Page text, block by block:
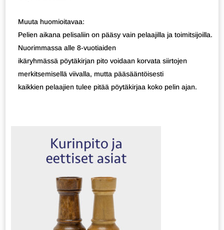
Muuta huomioitavaa:
Pelien aikana pelisaliin on pääsy vain pelaajilla ja toimitsijoilla.
Nuorimmassa alle 8-vuotiaiden
ikäryhmässä pöytäkirjan pito voidaan korvata siirtojen
merkitsemisellä viivalla, mutta pääsääntöisesti
kaikkien pelaajien tulee pitää pöytäkirjaa koko pelin ajan.